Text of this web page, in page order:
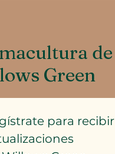
de
Green
para recibir